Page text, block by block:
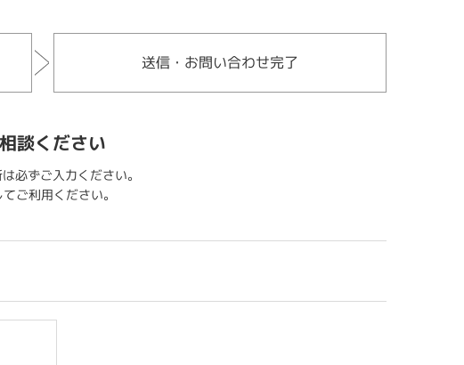
送信・お問い合わせ完了
談ください
必ずご入力ください。
ご利用ください。